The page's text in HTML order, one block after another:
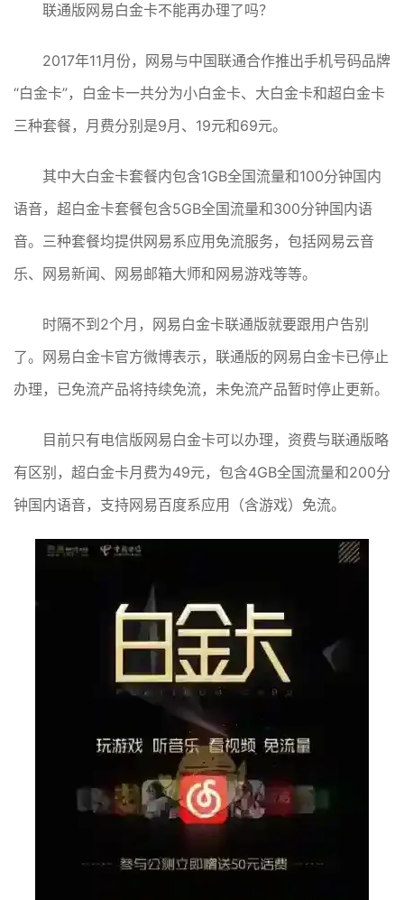
联通版网易白金卡不能再办理了吗？
2017年11月份，网易与中国联通合作推出手机号码品牌
“白金卡”，白金卡一共分为小白金卡、大白金卡和超白金卡
三种套餐，月费分别是9月、19元和69元。
其中大白金卡套餐内包含1GB全国流量和100分钟国内
语音，超白金卡套餐包含5GB全国流量和300分钟国内语
音。三种套餐均提供网易系应用免流服务，包括网易云音
乐、网易新闻、网易邮箱大师和网易游戏等等。
时隔不到2个月，网易白金卡联通版就要跟用户告别
了。网易白金卡官方微博表示，联通版的网易白金卡已停止
办理，已免流产品将持续免流，未免流产品暂时停止更新。
目前只有电信版网易白金卡可以办理，资费与联通版略
有区别，超白金卡月费为49元，包含4GB全国流量和200分
钟国内语音，支持网易百度系应用（含游戏）免流。